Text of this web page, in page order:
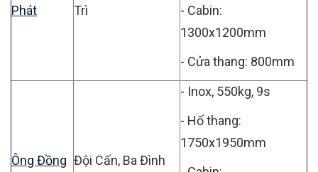
Phát
Trì
- Cabin:
1300x1200mm
- Cửa thang: 800mm
Ông Đồng Đội Cấn, Ba Đình
- Inox, 550kg, 9s
- Hố thang:
1750x1950mm